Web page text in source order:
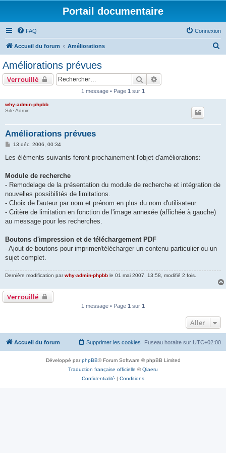
Portail documentaire
FAQ Connexion
Accueil du forum Améliorations
Améliorations prévues
Verrouillé Rechercher
1 message • Page 1 sur 1
why-admin-phpbb
Site Admin
Améliorations prévues
M
s
g
13 déc. 2006, 00:34
Les éléments suivants feront prochainement l'objet d'améliorations:
Module de recherche
- Remodelage de la présentation du module de recherche et intégration de
nouvelles possibilités de limitations.
- Choix de l'auteur par nom et prénom en plus du nom d'utilisateur.
- Critère de limitation en fonction de l'image annexée (affichée à gauche)
au message pour les recherches.
Boutons d'impression et de téléchargement PDF
- Ajout de boutons pour imprimer/télécharger un contenu particulier ou un
sujet complet.
Dernière modification parwhy-admin-phpbb le 01 mai 2007, 13:58, modifié 2 fois.
Verrouillé
1 message • Page 1 sur 1
Aller
Accueil du forum Fuseau horaire sur UTC+02:00
Supprimer les cookies
Développé parphpBB® Forum Software © phpBB Limited
Traduction française officielle ©Qiaeru
Confidentialité | Conditions